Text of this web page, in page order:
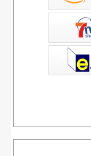
書店ウェブストア